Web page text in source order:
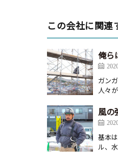
この会社に関連
俺ら
ガン
人々
風の
基本
ル、